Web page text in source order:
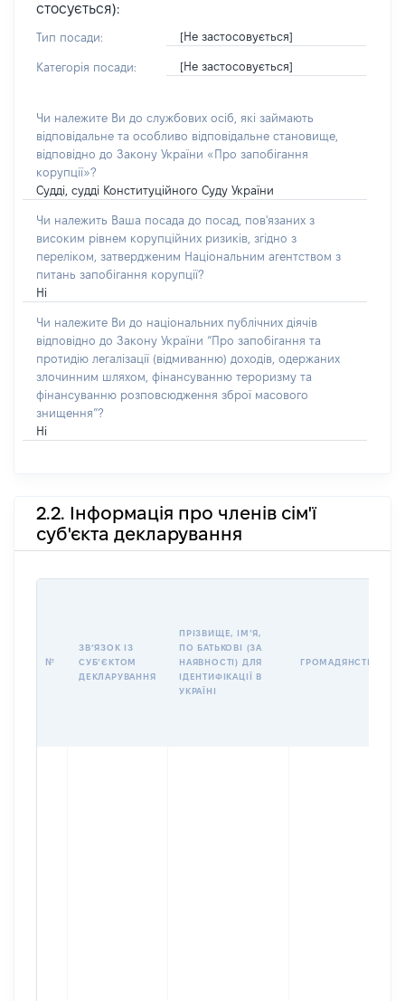
стосується):
Тип посади: [Не застосовується]
Категорія посади: [Не застосовується]
Чи належите Ви до службових осіб, які займають
відповідальне та особливо відповідальне становище,
відповідно до Закону України «Про запобігання
корупції»?
Судді, судді Конституційного Суду України
Чи належить Ваша посада до посад, пов'язаних з
високим рівнем корупційних ризиків, згідно з
переліком, затвердженим Національним агентством з
питань запобігання корупції?
Ні
Чи належите Ви до національних публічних діячів
відповідно до Закону України “Про запобігання та
протидію легалізації (відмиванню) доходів, одержаних
злочинним шляхом, фінансуванню тероризму та
фінансуванню розповсюдження зброї масового
знищення”?
Ні
2.2. Інформація про членів сім'ї
суб'єкта декларування
№
ЗВʼЯЗОК ІЗ
СУБʼЄКТОМ
ДЕКЛАРУВАННЯ
ПРІЗВИЩЕ, ІМʼЯ,
ПО БАТЬКОВІ (ЗА
НАЯВНОСТІ) ДЛЯ
ІДЕНТИФІКАЦІЇ В
УКРАЇНІ
ГРОМАДЯНСТВО